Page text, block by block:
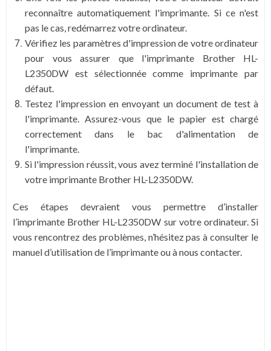
reconnaître automatiquement l'imprimante. Si ce n'est
pas le cas, redémarrez votre ordinateur.
Vérifiez les paramètres d'impression de votre ordinateur
pour vous assurer que l'imprimante Brother HL-
L2350DW est sélectionnée comme imprimante par
défaut.
Testez l'impression en envoyant un document de test à
l'imprimante. Assurez-vous que le papier est chargé
correctement dans le bac d'alimentation de
l'imprimante.
Si l'impression réussit, vous avez terminé l'installation de
votre imprimante Brother HL-L2350DW.
Ces étapes devraient vous permettre d’installer
l’imprimante Brother HL-L2350DW sur votre ordinateur. Si
vous rencontrez des problèmes, n’hésitez pas à consulter le
manuel d’utilisation de l’imprimante ou à nous contacter.